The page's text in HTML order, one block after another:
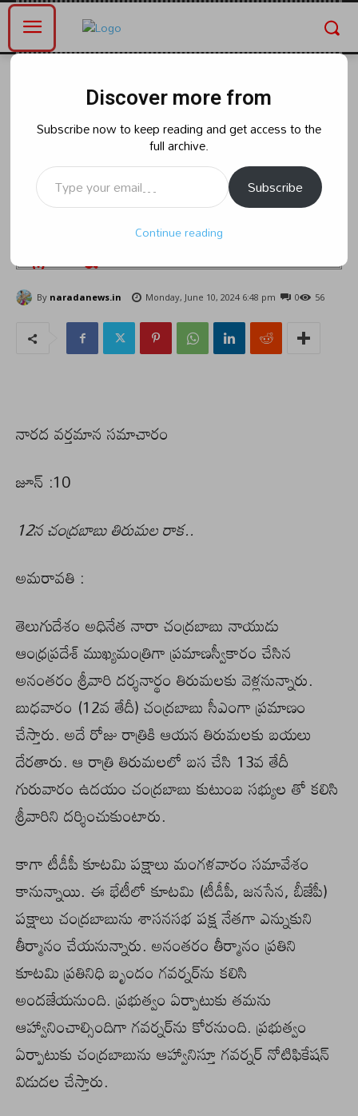
రాజకీయం
తెలుగుదేశం అధినేత నారా చంద్రబాబు
నాయుడు ఆంధ్రప్రదేశ్ ముఖ్యమంత్రిగా
ప్రమాణస్వీకారం చేసిన అనంతరం
శ్రీవారి దర్శనార్థం తిరుమలకు
By naradanews.in Monday, June 10, 2024 6:48 pm 56
0
నారద వర్తమాన సమాచారం
జూన్ :10
12న చంద్రబాబు తిరుమల రాక..
అమరావతి :
తెలుగుదేశం అధినేత నారా చంద్రబాబు నాయుడు
ఆంధ్రప్రదేశ్ ముఖ్యమంత్రిగా ప్రమాణస్వీకారం చేసిన
అనంతరం శ్రీవారి దర్శనార్థం తిరుమలకు వెళ్లనున్నారు.
బుధవారం (12వ తేదీ) చంద్రబాబు సీఎంగా ప్రమాణం
చేస్తారు. అదే రోజు రాత్రికి ఆయన తిరుమలకు బయలు
దేరతారు. ఆ రాత్రి తిరుమలలో బస చేసి 13వ తేదీ
గురువారం ఉదయం చంద్రబాబు కుటుంబ సభ్యుల తో కలిసి
శ్రీవారిని దర్శించుకుంటారు.
కాగా టీడీపీ కూటమి పక్షాలు మంగళవారం సమావేశం
కానున్నాయి. ఈ భేటీలో కూటమి (టీడీపీ, జనసేన, బీజేపీ)
పక్షాలు చంద్రబాబును శాసనసభ పక్ష నేతగా ఎన్నుకుని
తీర్మానం చేయనున్నారు. అనంతరం తీర్మానం ప్రతిని
కూటమి ప్రతినిధి బృందం గవర్నర్‌ను కలిసి
అందజేయనుంది. ప్రభుత్వం ఏర్పాటుకు తమను
ఆహ్వానించాల్సిందిగా గవర్నర్‌ను కోరనుంది. ప్రభుత్వం
ఏర్పాటుకు చంద్రబాబును ఆహ్వానిస్తూ గవర్నర్‌ నోటిఫికేషన్‌
విడుదల చేస్తారు.
Discover more from
Subscribe now to keep reading and get access to the
full archive.
Type your email…
Subscribe
Continue reading